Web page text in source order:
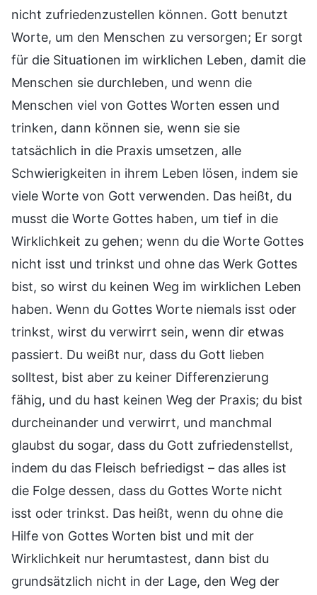
nicht zufriedenzustellen können. Gott benutzt
Worte, um den Menschen zu versorgen; Er sorgt
für die Situationen im wirklichen Leben, damit die
Menschen sie durchleben, und wenn die
Menschen viel von Gottes Worten essen und
trinken, dann können sie, wenn sie sie
tatsächlich in die Praxis umsetzen, alle
Schwierigkeiten in ihrem Leben lösen, indem sie
viele Worte von Gott verwenden. Das heißt, du
musst die Worte Gottes haben, um tief in die
Wirklichkeit zu gehen; wenn du die Worte Gottes
nicht isst und trinkst und ohne das Werk Gottes
bist, so wirst du keinen Weg im wirklichen Leben
haben. Wenn du Gottes Worte niemals isst oder
trinkst, wirst du verwirrt sein, wenn dir etwas
passiert. Du weißt nur, dass du Gott lieben
solltest, bist aber zu keiner Differenzierung
fähig, und du hast keinen Weg der Praxis; du bist
durcheinander und verwirrt, und manchmal
glaubst du sogar, dass du Gott zufriedenstellst,
indem du das Fleisch befriedigst – das alles ist
die Folge dessen, dass du Gottes Worte nicht
isst oder trinkst. Das heißt, wenn du ohne die
Hilfe von Gottes Worten bist und mit der
Wirklichkeit nur herumtastest, dann bist du
grundsätzlich nicht in der Lage, den Weg der